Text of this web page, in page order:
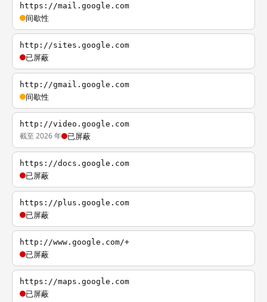
https://mail.google.com
间歇性
http://sites.google.com
已屏蔽
http://gmail.google.com
间歇性
http://video.google.com
截至 2026 年 已屏蔽
https://docs.google.com
已屏蔽
https://plus.google.com
已屏蔽
http://www.google.com/+
已屏蔽
https://maps.google.com
已屏蔽